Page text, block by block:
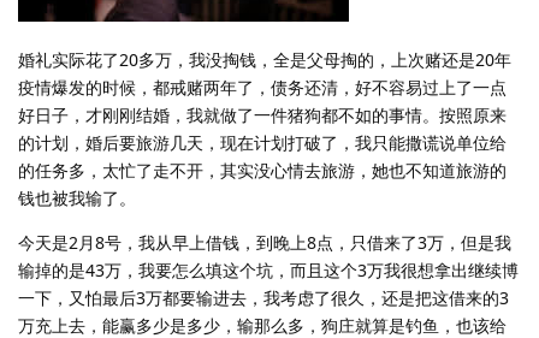
婚礼实际花了20多万，我没掏钱，全是父母掏的，上次赌还是20年
疫情爆发的时候，都戒赌两年了，债务还清，好不容易过上了一点
好日子，才刚刚结婚，我就做了一件猪狗都不如的事情。按照原来
的计划，婚后要旅游几天，现在计划打破了，我只能撒谎说单位给
的任务多，太忙了走不开，其实没心情去旅游，她也不知道旅游的
钱也被我输了。
今天是2月8号，我从早上借钱，到晚上8点，只借来了3万，但是我
输掉的是43万，我要怎么填这个坑，而且这个3万我很想拿出继续博
一下，又怕最后3万都要输进去，我考虑了很久，还是把这借来的3
万充上去，能赢多少是多少，输那么多，狗庄就算是钓鱼，也该给